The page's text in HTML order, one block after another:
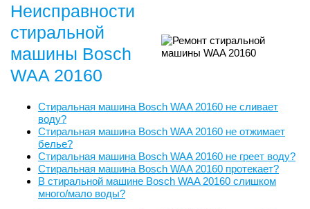
Неисправности
стиральной
машины Bosch
WAA 20160
Стиральная машина Bosch WAA 20160 не сливает
воду?
Стиральная машина Bosch WAA 20160 не отжимает
белье?
Стиральная машина Bosch WAA 20160 не греет воду?
Стиральная машина Bosch WAA 20160 протекает?
В стиральной машине Bosch WAA 20160 слишком
много/мало воды?